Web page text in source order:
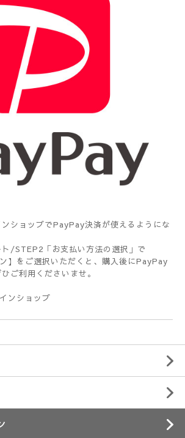
ショップでPayPay決済が使えるようにな
/STEP2「お支払い方法の選択」で
】をご選択いただくと、購入後にPayPay
ご利用くださいませ。
ンショップ